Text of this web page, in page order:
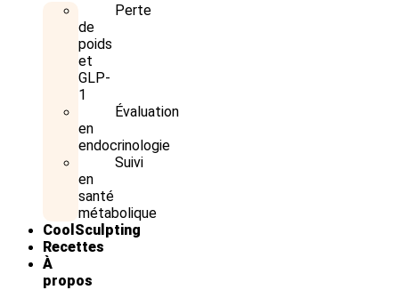
Perte
de
poids
et
GLP-
1
Évaluation
en
endocrinologie
Suivi
en
santé
métabolique
CoolSculpting
Recettes
À
propos